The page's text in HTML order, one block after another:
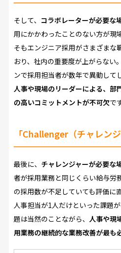
そして、 コラボレーターが必要な
用にかかわったことのない方が現
そもエンジニア採用がさまざまな
おり、社内の重要度が上がらない
ンで採用担当者が数年で異動して
人事や現場のリーダーによる、部
の高いコミットメントが不可欠で
「Challenger（チャレンジ
最後に、 チャレンジャーが必要な
者が採用業務と同じくらい給与労
の採用数が不足していても評価に
人事担当が1人だけといった課題
題は当然のことながら、 人事や現
用業務の継続的な業務改善が最も